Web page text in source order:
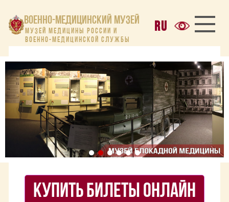
Военно-медицинский музей
МУЗЕЙ МЕДИЦИНЫ РОССИИ И
ВОЕННО-МЕДИЦИНСКОЙ СЛУЖБЫ
КУПИТЬ БИЛЕТЫ ОНЛАЙН